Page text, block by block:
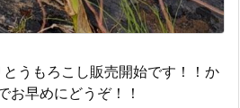
とうもろこし販売開始です！！か
お早めにどうぞ！！